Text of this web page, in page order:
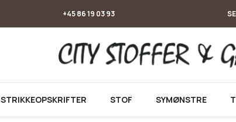
+45 86 19 03 93
STRIKKEOPSKRIFTER STOF SYMØNSTRE